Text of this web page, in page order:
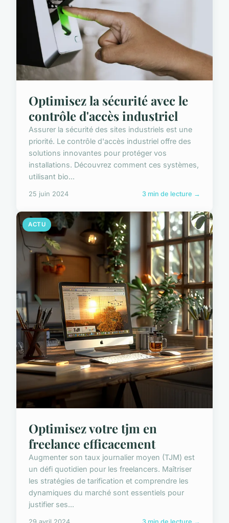
Optimisez la sécurité avec le
contrôle d'accès industriel
Assurer la sécurité des sites industriels est une
priorité. Le contrôle d'accès industriel offre des
solutions innovantes pour protéger vos
installations. Découvrez comment ces systèmes,
utilisant bio...
25 juin 2024 3 min de lecture →
ACTU
Optimisez votre tjm en
freelance efficacement
Augmenter son taux journalier moyen (TJM) est
un défi quotidien pour les freelancers. Maîtriser
les stratégies de tarification et comprendre les
dynamiques du marché sont essentiels pour
justifier ses...